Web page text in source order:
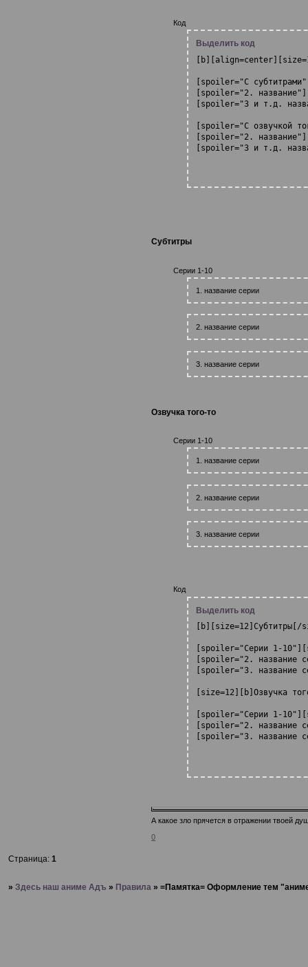
Код
Выделить код
[spoiler="С
[spoiler="2.
[spoiler="3 и т.д.
[spoiler="С озвучкой
[spoiler="2.
[spoiler="3 и т.д.
Субтитры
Серии 1-10
1. название серии
2. название серии
3. название серии
Озвучка того-то
Серии 1-10
1. название серии
2. название серии
3. название серии
Код
Выделить код
[spoiler="Серии 1-
[spoiler="2. название
[spoiler="3.
[size=12][b]Озвучка
[spoiler="Серии 1-
[spoiler="2. название
[spoiler="3.
А какое зло прячется в отражении твоей
0
Страница:1
»Здесь наш аниме Адъ » Правила »=Памятка= Оформление тем